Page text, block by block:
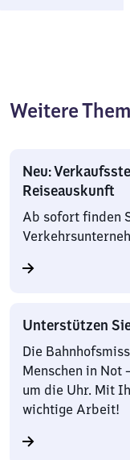
Weitere
Neu:
Reiseauskunft
Ab sofort finden
Unterstützen
Die
Menschen in Not
um die Uhr. Mit
wichtige Arbeit!